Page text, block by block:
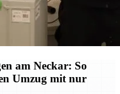
am Neckar: So
Umzug mit nur